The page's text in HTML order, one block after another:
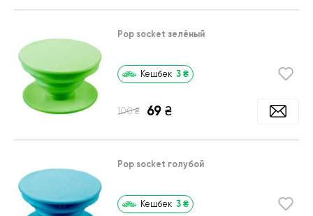
Pop socket зелёный
Кешбек 3 ₴
100 ₴ 69 ₴
Pop socket голубой
Кешбек 3 ₴